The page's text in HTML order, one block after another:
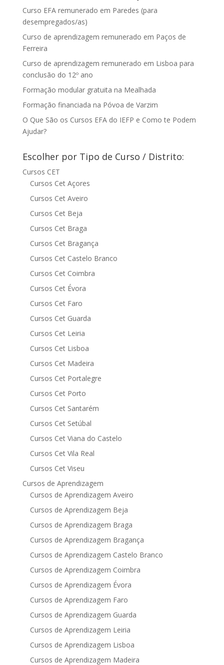
Curso EFA remunerado em Paredes (para
desempregados/as)
Curso de aprendizagem remunerado em Paços de
Ferreira
Curso de aprendizagem remunerado em Lisboa para
conclusão do 12º ano
Formação modular gratuita na Mealhada
Formação financiada na Póvoa de Varzim
O Que São os Cursos EFA do IEFP e Como te Podem
Ajudar?
Escolher por Tipo de Curso / Distrito:
Cursos CET
Cursos Cet Açores
Cursos Cet Aveiro
Cursos Cet Beja
Cursos Cet Braga
Cursos Cet Bragança
Cursos Cet Castelo Branco
Cursos Cet Coimbra
Cursos Cet Évora
Cursos Cet Faro
Cursos Cet Guarda
Cursos Cet Leiria
Cursos Cet Lisboa
Cursos Cet Madeira
Cursos Cet Portalegre
Cursos Cet Porto
Cursos Cet Santarém
Cursos Cet Setúbal
Cursos Cet Viana do Castelo
Cursos Cet Vila Real
Cursos Cet Viseu
Cursos de Aprendizagem
Cursos de Aprendizagem Aveiro
Cursos de Aprendizagem Beja
Cursos de Aprendizagem Braga
Cursos de Aprendizagem Bragança
Cursos de Aprendizagem Castelo Branco
Cursos de Aprendizagem Coimbra
Cursos de Aprendizagem Évora
Cursos de Aprendizagem Faro
Cursos de Aprendizagem Guarda
Cursos de Aprendizagem Leiria
Cursos de Aprendizagem Lisboa
Cursos de Aprendizagem Madeira